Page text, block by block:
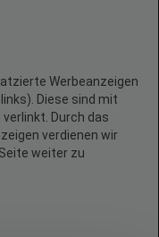
Werbeanzeigen
Diese sind mit
Durch das
verdienen wir
weiter zu